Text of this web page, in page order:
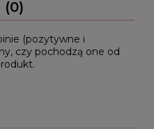
(pozytywne i
czy pochodzą one od